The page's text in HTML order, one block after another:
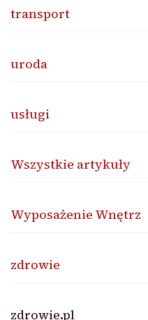
transport
uroda
usługi
Wszystkie artykuły
Wyposażenie Wnętrz
zdrowie
zdrowie.pl